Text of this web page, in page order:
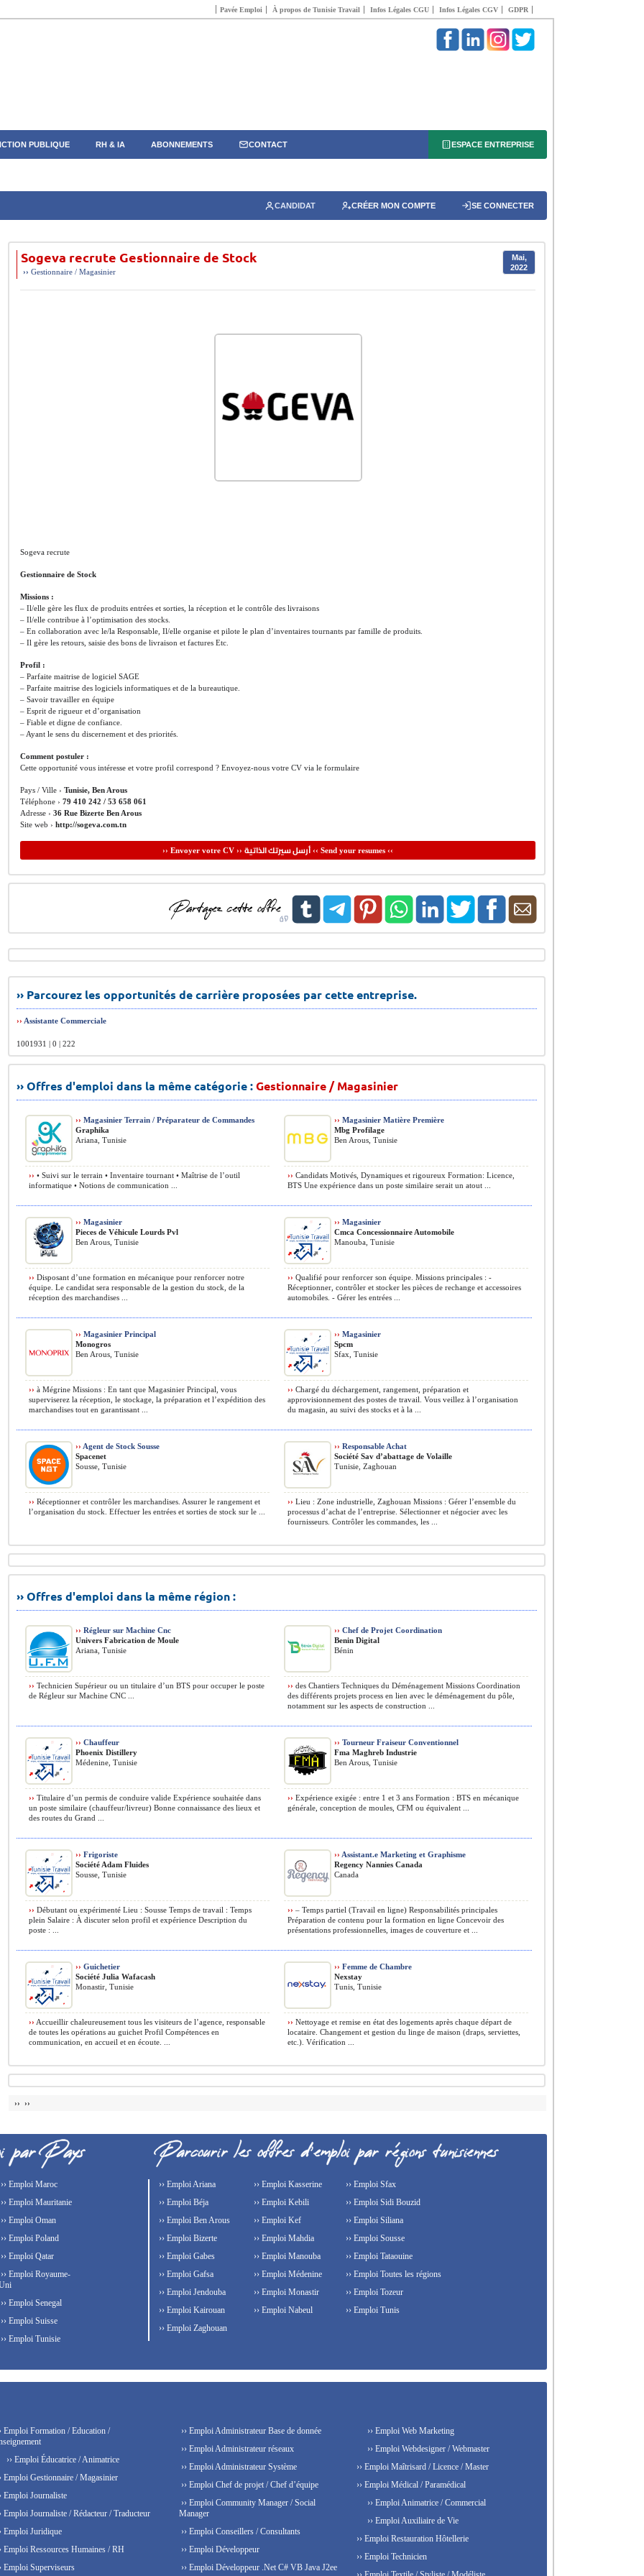
Pavée Emploi À propos de Tunisie Travail Infos Légales CGU Infos Légales CGV GDPR
PUBLIQUE RH & IA ABONNEMENTS CONTACT ESPACE ENTREPRISE
CANDIDAT CRÉER MON COMPTE SE CONNECTER
Sogeva recrute Gestionnaire de Stock
Mai,
2022
›› Gestionnaire / Magasinier
Sogeva recrute
Gestionnaire de Stock
Missions :
– Il/elle gère les flux de produits entrées et sorties, la réception et le contrôle des livraisons
– Il/elle contribue à l’optimisation des stocks.
– En collaboration avec le/la Responsable, Il/elle organise et pilote le plan d’inventaires tournants par famille de produits.
– Il gère les retours, saisie des bons de livraison et factures Etc.
Profil :
– Parfaite maitrise de logiciel SAGE
– Parfaite maitrise des logiciels informatiques et de la bureautique.
– Savoir travailler en équipe
– Esprit de rigueur et d’organisation
– Fiable et digne de confiance.
– Ayant le sens du discernement et des priorités.
Comment postuler :
Cette opportunité vous intéresse et votre profil correspond ? Envoyez-nous votre CV via le formulaire
Pays / Ville › Tunisie, Ben Arous
Téléphone › 79 410 242 / 53 658 061
Adresse › 36 Rue Bizerte Ben Arous
Site web › http://sogeva.com.tn
›› Envoyer votre CV ›› أرسل سيرتك الذاتية‹‹ Send your resumes ‹‹
›› Parcourez les opportunités de carrière proposées par cette entreprise.
›› Assistante Commerciale
1001931 | 0 | 222
›› Offres d'emploi dans la même catégorie :Gestionnaire / Magasinier
›› Magasinier Terrain / Préparateur de Commandes
Graphika
Ariana, Tunisie
›› • Suivi sur le terrain • Inventaire tournant • Maîtrise de l’outil
informatique • Notions de communication ...
›› Magasinier Matière Première
Mbg Profilage
Ben Arous, Tunisie
›› Candidats Motivés, Dynamiques et rigoureux Formation: Licence,
BTS Une expérience dans un poste similaire serait un atout ...
›› Magasinier
Pieces de Véhicule Lourds Pvl
Ben Arous, Tunisie
›› Disposant d’une formation en mécanique pour renforcer notre
équipe. Le candidat sera responsable de la gestion du stock, de la
réception des marchandises ...
›› Magasinier
Cmca Concessionnaire Automobile
Manouba, Tunisie
›› Qualifié pour renforcer son équipe. Missions principales : -
Réceptionner, contrôler et stocker les pièces de rechange et accessoires
automobiles. - Gérer les entrées ...
›› Magasinier Principal
Monogros
Ben Arous, Tunisie
›› à Mégrine Missions : En tant que Magasinier Principal, vous
superviserez la réception, le stockage, la préparation et l’expédition des
marchandises tout en garantissant ...
›› Magasinier
Spcm
Sfax, Tunisie
›› Chargé du déchargement, rangement, préparation et
approvisionnement des postes de travail. Vous veillez à l’organisation
du magasin, au suivi des stocks et à la ...
›› Agent de Stock Sousse
Spacenet
Sousse, Tunisie
›› Réceptionner et contrôler les marchandises. Assurer le rangement et
l’organisation du stock. Effectuer les entrées et sorties de stock sur le ...
›› Responsable Achat
Société Sav d’abattage de Volaille
Tunisie, Zaghouan
›› Lieu : Zone industrielle, Zaghouan Missions : Gérer l’ensemble du
processus d’achat de l’entreprise. Sélectionner et négocier avec les
fournisseurs. Contrôler les commandes, les ...
›› Offres d'emploi dans la même région :
›› Régleur sur Machine Cnc
Univers Fabrication de Moule
Ariana, Tunisie
›› Technicien Supérieur ou un titulaire d’un BTS pour occuper le poste
de Régleur sur Machine CNC ...
›› Chef de Projet Coordination
Benin Digital
Bénin
›› des Chantiers Techniques du Déménagement Missions Coordination
des différents projets process en lien avec le déménagement du pôle,
notamment sur les aspects de construction ...
›› Chauffeur
Phoenix Distillery
Médenine, Tunisie
›› Titulaire d’un permis de conduire valide Expérience souhaitée dans
un poste similaire (chauffeur/livreur) Bonne connaissance des lieux et
des routes du Grand ...
›› Tourneur Fraiseur Conventionnel
Fma Maghreb Industrie
Ben Arous, Tunisie
›› Expérience exigée : entre 1 et 3 ans Formation : BTS en mécanique
générale, conception de moules, CFM ou équivalent ...
›› Frigoriste
Société Adam Fluides
Sousse, Tunisie
›› Débutant ou expérimenté Lieu : Sousse Temps de travail : Temps
plein Salaire : À discuter selon profil et expérience Description du
poste : ...
›› Assistant.e Marketing et Graphisme
Regency Nannies Canada
Canada
›› – Temps partiel (Travail en ligne) Responsabilités principales
Préparation de contenu pour la formation en ligne Concevoir des
présentations professionnelles, images de couverture et ...
›› Guichetier
Société Julia Wafacash
Monastir, Tunisie
›› Accueillir chaleureusement tous les visiteurs de l’agence, responsable
de toutes les opérations au guichet Profil Compétences en
communication, en accueil et en écoute. ...
›› Femme de Chambre
Nexstay
Tunis, Tunisie
›› Nettoyage et remise en état des logements après chaque départ de
locataire. Changement et gestion du linge de maison (draps, serviettes,
etc.). Vérification ...
›› ››
›› Emploi Maroc
›› Emploi Mauritanie
›› Emploi Oman
›› Emploi Poland
›› Emploi Qatar
›› Emploi Royaume-
›› Emploi Senegal
›› Emploi Suisse
›› Emploi Tunisie
›› Emploi Ariana
›› Emploi Béja
›› Emploi Ben Arous
›› Emploi Bizerte
›› Emploi Gabes
›› Emploi Gafsa
›› Emploi Jendouba
›› Emploi Kairouan
›› Emploi Kasserine
›› Emploi Kebili
›› Emploi Kef
›› Emploi Mahdia
›› Emploi Manouba
›› Emploi Médenine
›› Emploi Monastir
›› Emploi Nabeul
›› Emploi Sfax
›› Emploi Sidi Bouzid
›› Emploi Siliana
›› Emploi Sousse
›› Emploi Tataouine
›› Emploi Toutes les régions
›› Emploi Tozeur
›› Emploi Tunis
›› Emploi Zaghouan
Emploi Formation / Education /
›› Emploi Éducatrice / Animatrice
Emploi Gestionnaire / Magasinier
Emploi Journaliste
Emploi Journaliste / Rédacteur / Traducteur
Emploi Juridique
Emploi Ressources Humaines / RH
Emploi Superviseurs
›› Emploi Administrateur Base de donnée
›› Emploi Administrateur réseaux
›› Emploi Administrateur Système
›› Emploi Chef de projet / Chef d’équipe
›› Emploi Community Manager / Social
Manager
›› Emploi Conseillers / Consultants
›› Emploi Développeur
›› Emploi Développeur .Net C# VB Java J2ee
›› Emploi Web Marketing
›› Emploi Webdesigner / Webmaster
›› Emploi Maîtrisard / Licence / Master
›› Emploi Médical / Paramédical
›› Emploi Animatrice / Commercial
›› Emploi Auxiliaire de Vie
›› Emploi Restauration Hôtellerie
›› Emploi Technicien